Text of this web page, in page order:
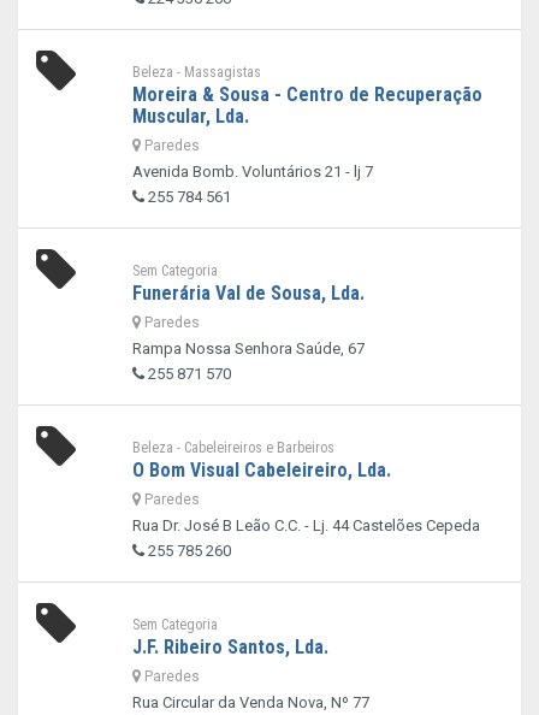
Beleza - Massagistas
Moreira & Sousa - Centro de Recuperação
Muscular, Lda.
Paredes
Avenida Bomb. Voluntários 21 - lj 7
255 784 561
Sem Categoria
Funerária Val de Sousa, Lda.
Paredes
Rampa Nossa Senhora Saúde, 67
255 871 570
Beleza - Cabeleireiros e Barbeiros
O Bom Visual Cabeleireiro, Lda.
Paredes
Rua Dr. José B Leão C.C. - Lj. 44 Castelões Cepeda
255 785 260
Sem Categoria
J.F. Ribeiro Santos, Lda.
Paredes
Rua Circular da Venda Nova, Nº 77